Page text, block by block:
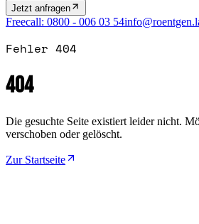
Jetzt anfragen
Freecall: 0800 - 006 03 54
Fehler 404
404
Die gesuchte Seite existiert leider nicht.
verschoben oder gelöscht.
Zur Startseite